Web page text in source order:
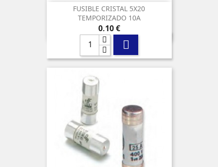
FUSIBLE CRISTAL 5X20
TEMPORIZADO 10A
Precio
0,10 €
